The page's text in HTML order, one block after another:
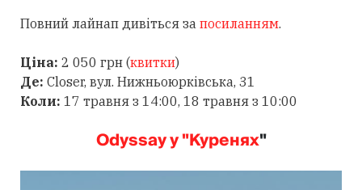
Повний лайнап дивіться за посиланням.
Ціна: 2 050 грн (квитки)
Де: Closer, вул. Нижньоюрківська, 31
Коли: 17 травня з 14:00, 18 травня з 10:00
Odyssay у "Куренях"